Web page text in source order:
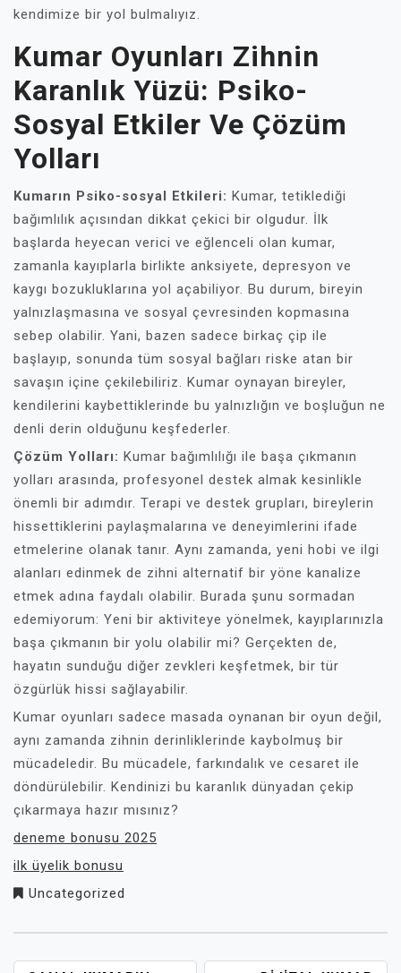
kendimize bir yol bulmalıyız.
Kumar Oyunları Zihnin
Karanlık Yüzü: Psiko-
Sosyal Etkiler Ve Çözüm
Yolları
Kumarın Psiko-sosyal Etkileri: Kumar, tetiklediği
bağımlılık açısından dikkat çekici bir olgudur. İlk
başlarda heyecan verici ve eğlenceli olan kumar,
zamanla kayıplarla birlikte anksiyete, depresyon ve
kaygı bozukluklarına yol açabiliyor. Bu durum, bireyin
yalnızlaşmasına ve sosyal çevresinden kopmasına
sebep olabilir. Yani, bazen sadece birkaç çip ile
başlayıp, sonunda tüm sosyal bağları riske atan bir
savaşın içine çekilebiliriz. Kumar oynayan bireyler,
kendilerini kaybettiklerinde bu yalnızlığın ve boşluğun ne
denli derin olduğunu keşfederler.
Çözüm Yolları: Kumar bağımlılığı ile başa çıkmanın
yolları arasında, profesyonel destek almak kesinlikle
önemli bir adımdır. Terapi ve destek grupları, bireylerin
hissettiklerini paylaşmalarına ve deneyimlerini ifade
etmelerine olanak tanır. Aynı zamanda, yeni hobi ve ilgi
alanları edinmek de zihni alternatif bir yöne kanalize
etmek adına faydalı olabilir. Burada şunu sormadan
edemiyorum: Yeni bir aktiviteye yönelmek, kayıplarınızla
başa çıkmanın bir yolu olabilir mi? Gerçekten de,
hayatın sunduğu diğer zevkleri keşfetmek, bir tür
özgürlük hissi sağlayabilir.
Kumar oyunları sadece masada oynanan bir oyun değil,
aynı zamanda zihnin derinliklerinde kaybolmuş bir
mücadeledir. Bu mücadele, farkındalık ve cesaret ile
döndürülebilir. Kendinizi bu karanlık dünyadan çekip
çıkarmaya hazır mısınız?
deneme bonusu 2025
ilk üyelik bonusu
Uncategorized